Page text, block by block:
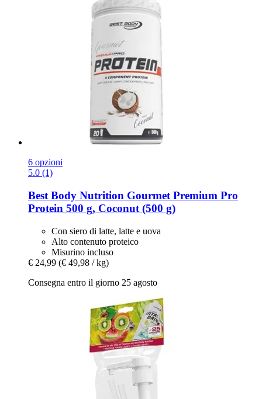
6 opzioni
5.0 (1)
Best Body Nutrition Gourmet Premium Pro
Protein 500 g, Coconut (500 g)
Con siero di latte, latte e uova
Alto contenuto proteico
Misurino incluso
€ 24,99 (€ 49,98 / kg)
Consegna entro il giorno 25 agosto